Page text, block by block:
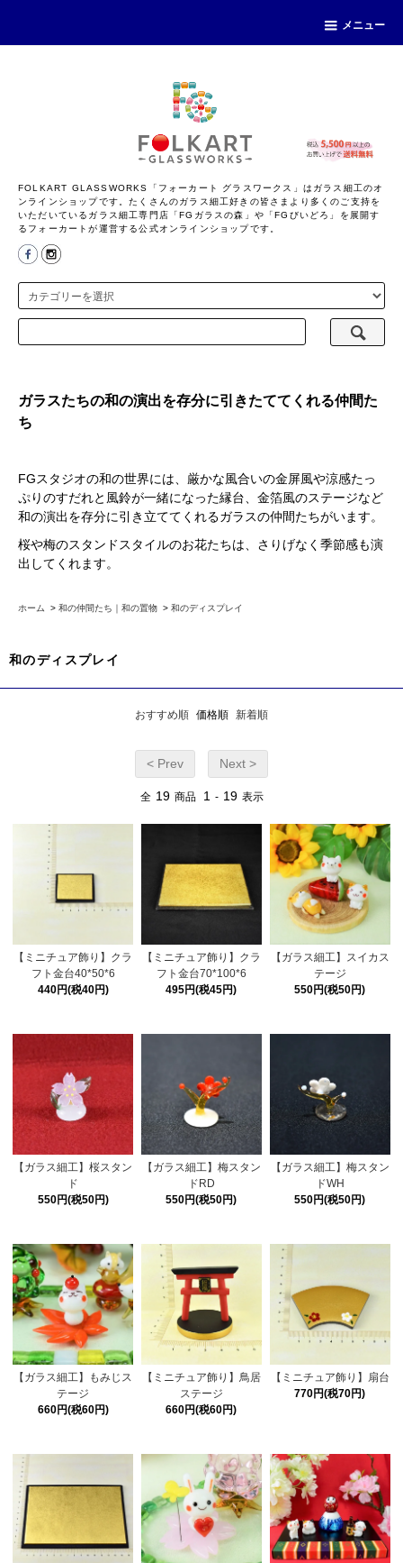
メニュー
FOLKART GLASSWORKS「フォーカート グラスワークス」はガラス細工のオ
ンラインショップです。たくさんのガラス細工好きの皆さまより多くのご支持を
いただいているガラス細工専門店「FGガラスの森」や「FGびいどろ」を展開す
るフォーカートが運営する公式オンラインショップです。
ガラスたちの和の演出を存分に引きたててくれる仲間た
ち
FGスタジオの和の世界には、厳かな風合いの金屏風や涼感たっ
ぷりのすだれと風鈴が一緒になった縁台、金箔風のステージなど
和の演出を存分に引き立ててくれるガラスの仲間たちがいます。
桜や梅のスタンドスタイルのお花たちは、さりげなく季節感も演
出してくれます。
ホーム > 和の仲間たち｜和の置物 > 和のディスプレイ
和のディスプレイ
おすすめ順 価格順 新着順
< Prev Next >
全 19 商品 1 - 19 表示
【ミニチュア飾り】クラ
フト金台40*50*6
440円(税40円)
【ミニチュア飾り】クラ
フト金台70*100*6
495円(税45円)
【ガラス細工】スイカス
テージ
550円(税50円)
【ガラス細工】桜スタン
ド
550円(税50円)
【ガラス細工】梅スタン
ドRD
550円(税50円)
【ガラス細工】梅スタン
ドWH
550円(税50円)
【ガラス細工】もみじス
テージ
660円(税60円)
【ミニチュア飾り】鳥居
ステージ
660円(税60円)
【ミニチュア飾り】扇台
770円(税70円)